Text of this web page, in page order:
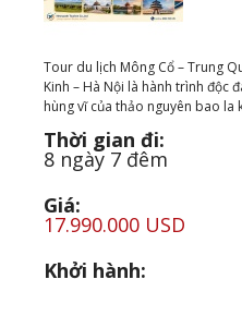
Tour du lịch Mông Cổ – Trung
Kinh – Hà Nội là hành trình độc
hùng vĩ của thảo nguyên bao la
Thời gian đi:
8 ngày 7 đêm
Giá:
17.990.000 USD
Khởi hành: